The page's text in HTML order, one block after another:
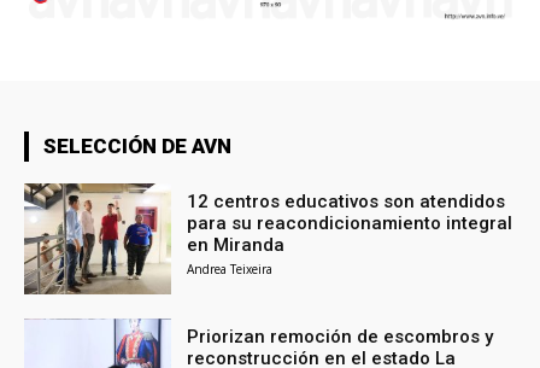
SELECCIÓN DE AVN
12 centros educativos son atendidos
para su reacondicionamiento integral
en Miranda
Andrea Teixeira
Priorizan remoción de escombros y
reconstrucción en el estado La